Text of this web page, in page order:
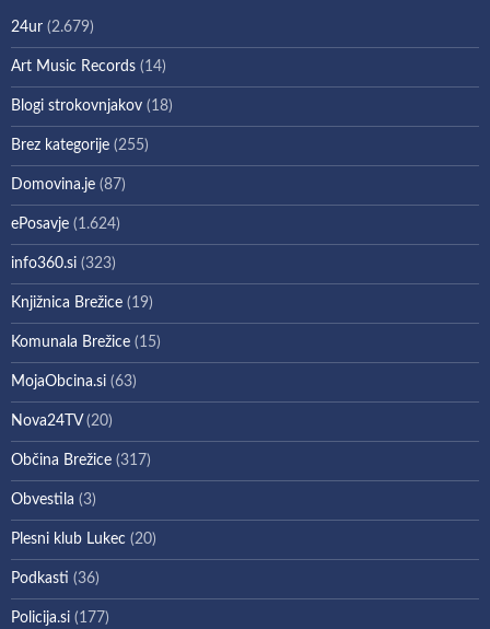
24ur (2.679)
Art Music Records (14)
Blogi strokovnjakov (18)
Brez kategorije (255)
Domovina.je (87)
ePosavje (1.624)
info360.si (323)
Knjižnica Brežice (19)
Komunala Brežice (15)
MojaObcina.si (63)
Nova24TV(20)
Občina Brežice (317)
Obvestila (3)
Plesni klub Lukec (20)
Podkasti (36)
Policija.si (177)